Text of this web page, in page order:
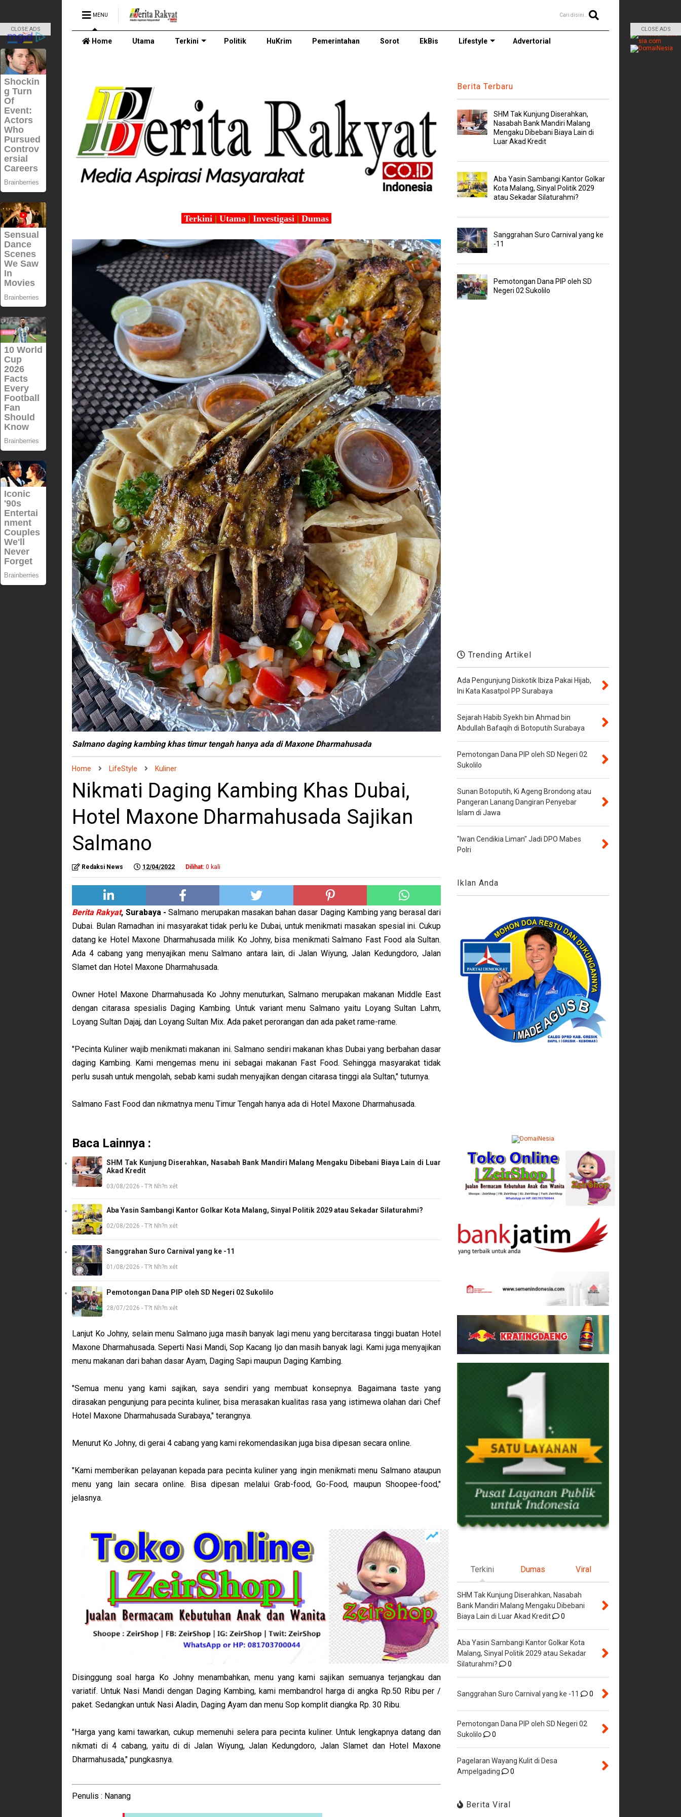
MENU Cari disini..
Home Utama Terkini Politik HuKrim Pemerintahan Sorot EkBis Lifestyle Advertorial
Terkini | Utama | Investigasi | Dumas
Salmano daging kambing khas timur tengah hanya ada di Maxone Dharmahusada
Home LifeStyle Kuliner
Nikmati Daging Kambing Khas Dubai,
Hotel Maxone Dharmahusada Sajikan
Salmano
Redaksi News 12/04/2022 Dilihat: 0 kali
Berita Rakyat, Surabaya - Salmano merupakan masakan bahan dasar Daging Kambing yang berasal dari
Dubai. Bulan Ramadhan ini masyarakat tidak perlu ke Dubai, untuk menikmati masakan spesial ini. Cukup
datang ke Hotel Maxone Dharmahusada milik Ko Johny, bisa menikmati Salmano Fast Food ala Sultan.
Ada 4 cabang yang menyajikan menu Salmano antara lain, di Jalan Wiyung, Jalan Kedungdoro, Jalan
Slamet dan Hotel Maxone Dharmahusada.
Owner Hotel Maxone Dharmahusada Ko Johny menuturkan, Salmano merupakan makanan Middle East
dengan citarasa spesialis Daging Kambing. Untuk variant menu Salmano yaitu Loyang Sultan Lahm,
Loyang Sultan Dajaj, dan Loyang Sultan Mix. Ada paket perorangan dan ada paket rame-rame.
"Pecinta Kuliner wajib menikmati makanan ini. Salmano sendiri makanan khas Dubai yang berbahan dasar
daging Kambing. Kami mengemas menu ini sebagai makanan Fast Food. Sehingga masyarakat tidak
perlu susah untuk mengolah, sebab kami sudah menyajikan dengan citarasa tinggi ala Sultan," tuturnya.
Salmano Fast Food dan nikmatnya menu Timur Tengah hanya ada di Hotel Maxone Dharmahusada.
Baca Lainnya :
SHM Tak Kunjung Diserahkan, Nasabah Bank Mandiri Malang Mengaku Dibebani Biaya Lain di Luar
Akad Kredit
03/08/2026 - T?t Nh?n xét
Aba Yasin Sambangi Kantor Golkar Kota Malang, Sinyal Politik 2029 atau Sekadar Silaturahmi?
02/08/2026 - T?t Nh?n xét
Sanggrahan Suro Carnival yang ke -11
01/08/2026 - T?t Nh?n xét
Pemotongan Dana PIP oleh SD Negeri 02 Sukolilo
28/07/2026 - T?t Nh?n xét
Lanjut Ko Johny, selain menu Salmano juga masih banyak lagi menu yang bercitarasa tinggi buatan Hotel
Maxone Dharmahusada. Seperti Nasi Mandi, Sop Kacang Ijo dan masih banyak lagi. Kami juga menyajikan
menu makanan dari bahan dasar Ayam, Daging Sapi maupun Daging Kambing.
"Semua menu yang kami sajikan, saya sendiri yang membuat konsepnya. Bagaimana taste yang
dirasakan pengunjung para pecinta kuliner, bisa merasakan kualitas rasa yang istimewa olahan dari Chef
Hotel Maxone Dharmahusada Surabaya," terangnya.
Menurut Ko Johny, di gerai 4 cabang yang kami rekomendasikan juga bisa dipesan secara online.
"Kami memberikan pelayanan kepada para pecinta kuliner yang ingin menikmati menu Salmano ataupun
menu yang lain secara online. Bisa dipesan melalui Grab-food, Go-Food, maupun Shoopee-food,"
jelasnya.
Disinggung soal harga Ko Johny menambahkan, menu yang kami sajikan semuanya terjangkau dan
variatif. Untuk Nasi Mandi dengan Daging Kambing, kami membandrol harga di angka Rp.50 Ribu per /
paket. Sedangkan untuk Nasi Aladin, Daging Ayam dan menu Sop komplit diangka Rp. 30 Ribu.
"Harga yang kami tawarkan, cukup memenuhi selera para pecinta kuliner. Untuk lengkapnya datang dan
nikmati di 4 cabang, yaitu di di Jalan Wiyung, Jalan Kedungdoro, Jalan Slamet dan Hotel Maxone
Dharmahusada," pungkasnya.
Penulis : Nanang
Berita Terbaru
SHM Tak Kunjung Diserahkan,
Nasabah Bank Mandiri Malang
Mengaku Dibebani Biaya Lain di
Luar Akad Kredit
Aba Yasin Sambangi Kantor Golkar
Kota Malang, Sinyal Politik 2029
atau Sekadar Silaturahmi?
Sanggrahan Suro Carnival yang ke
-11
Pemotongan Dana PIP oleh SD
Negeri 02 Sukolilo
Trending Artikel
Ada Pengunjung Diskotik Ibiza Pakai Hijab,
Ini Kata Kasatpol PP Surabaya
Sejarah Habib Syekh bin Ahmad bin
Abdullah Bafaqih di Botoputih Surabaya
Pemotongan Dana PIP oleh SD Negeri 02
Sukolilo
Sunan Botoputih, Ki Ageng Brondong atau
Pangeran Lanang Dangiran Penyebar
Islam di Jawa
"Iwan Cendikia Liman" Jadi DPO Mabes
Polri
Iklan Anda
Terkini Dumas Viral
SHM Tak Kunjung Diserahkan, Nasabah
Bank Mandiri Malang Mengaku Dibebani
Biaya Lain di Luar Akad Kredit
0
Aba Yasin Sambangi Kantor Golkar Kota
Malang, Sinyal Politik 2029 atau Sekadar
Silaturahmi?
0
Sanggrahan Suro Carnival yang ke -11 0
Pemotongan Dana PIP oleh SD Negeri 02
Sukolilo
0
Pagelaran Wayang Kulit di Desa
Ampelgading
0
Berita Viral
CLOSE ADS CLOSE ADS